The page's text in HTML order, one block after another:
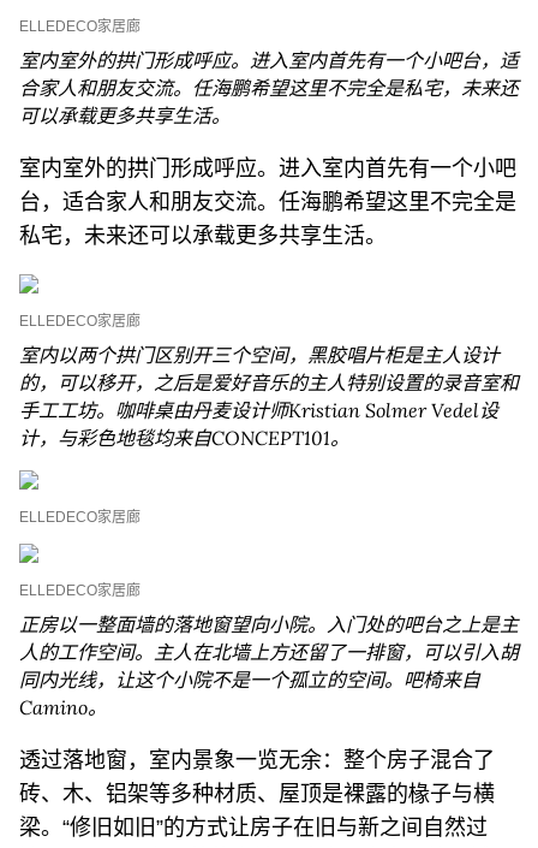
ELLEDECO家居廊
室内室外的拱门形成呼应。进入室内首先有一个小吧台，适
合家人和朋友交流。任海鹏希望这里不完全是私宅，未来还
可以承载更多共享生活。
室内室外的拱门形成呼应。进入室内首先有一个小吧
台，适合家人和朋友交流。任海鹏希望这里不完全是
私宅，未来还可以承载更多共享生活。
ELLEDECO家居廊
室内以两个拱门区别开三个空间，黑胶唱片柜是主人设计
的，可以移开，之后是爱好音乐的主人特别设置的录音室和
手工工坊。咖啡桌由丹麦设计师Kristian Solmer Vedel设
计，与彩色地毯均来自CONCEPT101。
ELLEDECO家居廊
ELLEDECO家居廊
正房以一整面墙的落地窗望向小院。入门处的吧台之上是主
人的工作空间。主人在北墙上方还留了一排窗，可以引入胡
同内光线，让这个小院不是一个孤立的空间。吧椅来自
Camino。
透过落地窗，室内景象一览无余：整个房子混合了
砖、木、铝架等多种材质、屋顶是裸露的椽子与横
梁。“修旧如旧”的方式让房子在旧与新之间自然过